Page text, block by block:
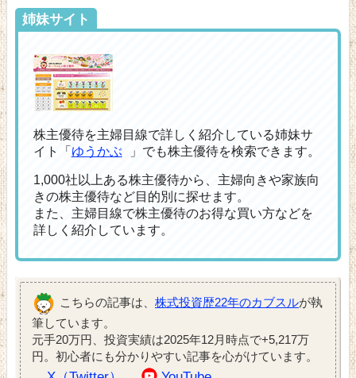
姉妹サイト
株主優待を主婦目線で詳しく紹介している姉妹サ
イト「 ゆうかぶ 」でも株主優待を検索できます。
1,000社以上ある株主優待から、主婦向きや家族向
きの株主優待など目的別に探せます。
また、主婦目線で株主優待のお得な買い方などを
詳しく紹介しています。
こちらの記事は、 株式投資歴22年のカブスルが執
筆しています。
元手20万円、投資実績は2025年12月時点で+5,217万
円。初心者にも分かりやすい記事を心がけています。